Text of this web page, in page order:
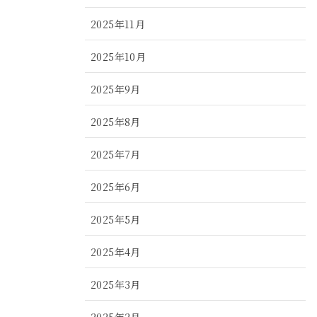
2025年11月
2025年10月
2025年9月
2025年8月
2025年7月
2025年6月
2025年5月
2025年4月
2025年3月